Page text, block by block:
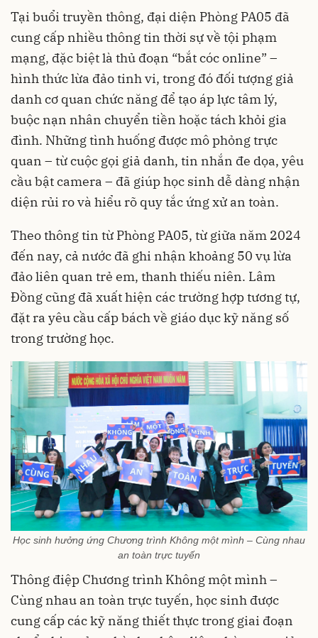
Tại buổi truyền thông, đại diện Phòng PA05 đã
cung cấp nhiều thông tin thời sự về tội phạm
mạng, đặc biệt là thủ đoạn “bắt cóc online” –
hình thức lừa đảo tinh vi, trong đó đối tượng giả
danh cơ quan chức năng để tạo áp lực tâm lý,
buộc nạn nhân chuyển tiền hoặc tách khỏi gia
đình. Những tình huống được mô phỏng trực
quan – từ cuộc gọi giả danh, tin nhắn đe dọa, yêu
cầu bật camera – đã giúp học sinh dễ dàng nhận
diện rủi ro và hiểu rõ quy tắc ứng xử an toàn.
Theo thông tin từ Phòng PA05, từ giữa năm 2024
đến nay, cả nước đã ghi nhận khoảng 50 vụ lừa
đảo liên quan trẻ em, thanh thiếu niên. Lâm
Đồng cũng đã xuất hiện các trường hợp tương tự,
đặt ra yêu cầu cấp bách về giáo dục kỹ năng số
trong trường học.
Học sinh hưởng ứng Chương trình Không một mình – Cùng nhau
an toàn trực tuyến
Thông điệp Chương trình Không một mình –
Cùng nhau an toàn trực tuyến, học sinh được
cung cấp các kỹ năng thiết thực trong giai đoạn